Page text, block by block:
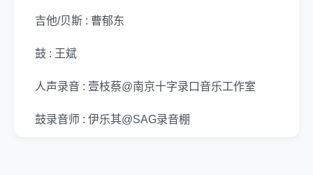
吉他/贝斯 : 曹郁东
鼓 : 王斌
人声录音 : 壹枝蔡@南京十字录口音乐工作室
鼓录音师 : 伊乐其@SAG录音棚